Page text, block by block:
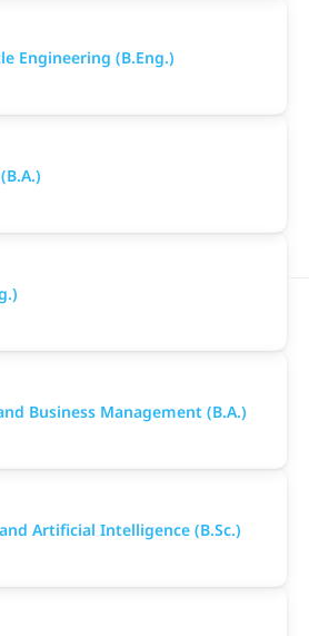
Engineering (B.Eng.)
Business Management (B.A.)
Artificial Intelligence (B.Sc.)